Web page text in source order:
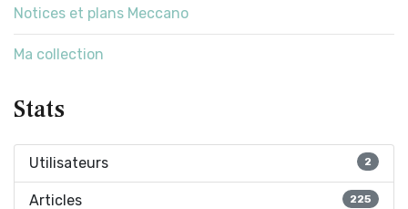
Notices et plans Meccano
Ma collection
Stats
Utilisateurs 2
Articles 225